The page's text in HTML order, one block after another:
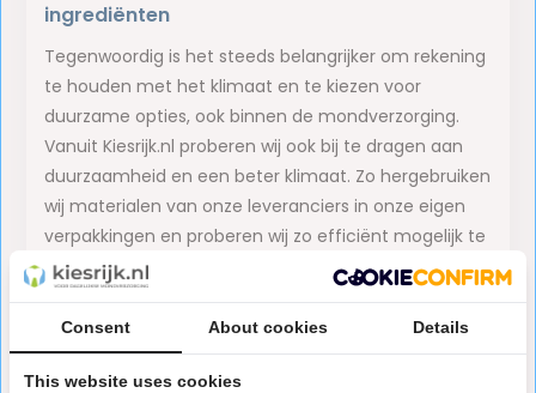
ingrediënten
Tegenwoordig is het steeds belangrijker om rekening
te houden met het klimaat en te kiezen voor
duurzame opties, ook binnen de mondverzorging.
Vanuit Kiesrijk.nl proberen wij ook bij te dragen aan
duurzaamheid en een beter klimaat. Zo hergebruiken
wij materialen van onze leveranciers in onze eigen
verpakkingen en proberen wij zo efficiënt mogelijk te
verzenden om CO2-uitstoot te minimaliseren.
Binnen ons assortiment willen wij graag duurzame
producten promoten, zo ook de Splat tandpasta’s. In
deze blog lees je alles over deze tandpasta's.
Consent About cookies Details
This website uses cookies